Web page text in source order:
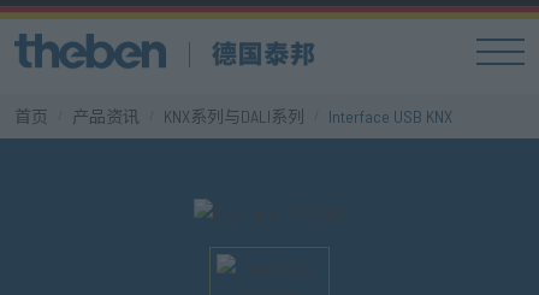
首页 产品资讯 KNX系列与DALI系列 Interface USB KNX